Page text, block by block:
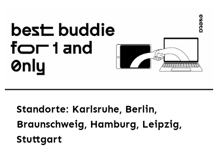
Standorte: Karlsruhe, Berlin,
Braunschweig, Hamburg, Leipzig,
Stuttgart